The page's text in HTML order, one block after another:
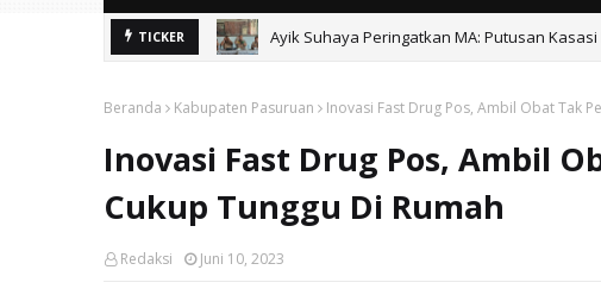
TICKER Ayik Suhaya Peringatkan MA: Putusan
Beranda Kabupaten Pasuruan Inovasi Fast Drug Pos, Ambil Obat Tak
Inovasi Fast Drug Pos, Ambil
Cukup Tunggu Di Rumah
Redaksi Juni 10, 2023